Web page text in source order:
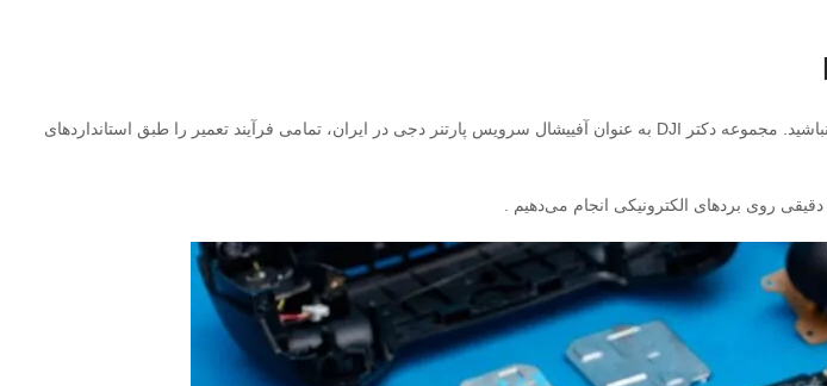
اگر پهپاد شما نیاز به خدمات پس از فروش یا تعمیر تخصصی دارد، دیگر به دنبال تعمیرکاران محلی ریسک‌ناپذیر نباشید. مجموعه دکتر DJI به عنوان آفییشال سرویس پارتنر دجی در ایران، تمامی فرآیند تعمیر را طبق استانداردهای